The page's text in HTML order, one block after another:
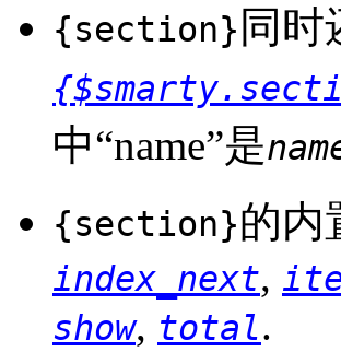
{section} 同时
中“name”是
{section}的内
index_next,
show, total.